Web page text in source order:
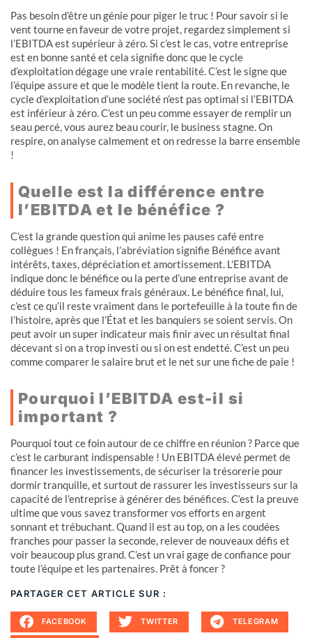
Pas besoin d’être un génie pour piger le truc ! Pour savoir si le
vent tourne en faveur de votre projet, regardez simplement si
l’EBITDA est supérieur à zéro. Si c’est le cas, votre entreprise
est en bonne santé et cela signifie donc que le cycle
d’exploitation dégage une vraie rentabilité. C’est le signe que
l’équipe assure et que le modèle tient la route. En revanche, le
cycle d’exploitation d’une société n’est pas optimal si l’EBITDA
est inférieur à zéro. C’est un peu comme essayer de remplir un
seau percé, vous aurez beau courir, le business stagne. On
respire, on analyse calmement et on redresse la barre ensemble
!
Quelle est la différence entre
l’EBITDA et le bénéfice ?
C’est la grande question qui anime les pauses café entre
collègues ! En français, l’abréviation signifie Bénéfice avant
intérêts, taxes, dépréciation et amortissement. L’EBITDA
indique donc le bénéfice ou la perte d’une entreprise avant de
déduire tous les fameux frais généraux. Le bénéfice final, lui,
c’est ce qu’il reste vraiment dans le portefeuille à la toute fin de
l’histoire, après que l’État et les banquiers se soient servis. On
peut avoir un super indicateur mais finir avec un résultat final
décevant si on a trop investi ou si on est endetté. C’est un peu
comme comparer le salaire brut et le net sur une fiche de paie !
Pourquoi l’EBITDA est-il si
important ?
Pourquoi tout ce foin autour de ce chiffre en réunion ? Parce que
c’est le carburant indispensable ! Un EBITDA élevé permet de
financer les investissements, de sécuriser la trésorerie pour
dormir tranquille, et surtout de rassurer les investisseurs sur la
capacité de l’entreprise à générer des bénéfices. C’est la preuve
ultime que vous savez transformer vos efforts en argent
sonnant et trébuchant. Quand il est au top, on a les coudées
franches pour passer la seconde, relever de nouveaux défis et
voir beaucoup plus grand. C’est un vrai gage de confiance pour
toute l’équipe et les partenaires. Prêt à foncer ?
PARTAGER CET ARTICLE SUR :
FACEBOOK TWITTER TELEGRAM